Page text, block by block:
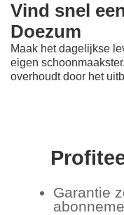
Vind snel
Doezum
Maak het dagelijkse
eigen
overhoudt door het
Garantie